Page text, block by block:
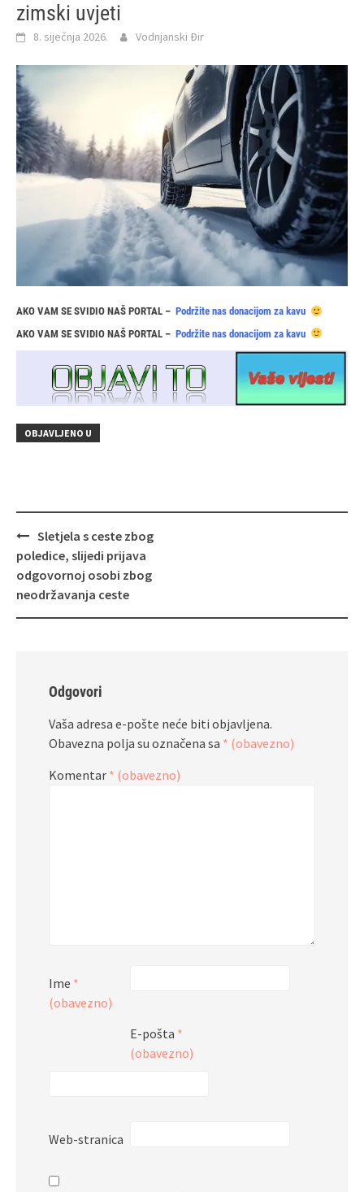
zimski uvjeti
8. siječnja 2026. Vodnjanski Đir
AKO VAM SE SVIDIO NAŠ PORTAL – Podržite nas donacijom za kavu
AKO VAM SE SVIDIO NAŠ PORTAL – Podržite nas donacijom za kavu
OBJAVLJENO U
Navigacija
objava
Sletjela s ceste zbog
poledice, slijedi prijava
odgovornoj osobi zbog
neodržavanja ceste
Odgovori
Vaša adresa e-pošte neće biti objavljena.
Obavezna polja su označena sa * (obavezno)
Komentar * (obavezno)
Ime *
(obavezno)
E-pošta *
(obavezno)
Web-stranica